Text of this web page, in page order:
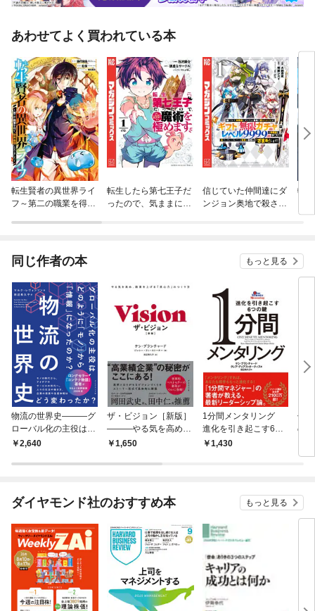
あわせてよく買われている本
転生賢者の異世界ライ
フ～第二の職業を得
転生したら第七王子だ
ったので、気ままに魔
信じていた仲間達にダ
ンジョン奥地で殺され
れて元パーティーメン
バーと世界に復讐＆
転
同じ作者の本 もっと見る
物流の世界史―――グ
ローバル化の主役は、
どのように「モノ」か
か？
2,640
ザ・ビジョン［新版］
―――やる気を高め、
結果を上げる「求心
1,650
1分間メンタリング
進化を引き起こす6つ
の鍵1,430
信
の
ダイヤモンド社のおすすめ本 もっと見る